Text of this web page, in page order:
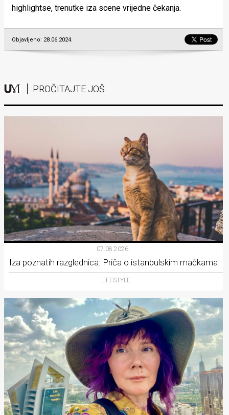
highlightse, trenutke iza scene vrijedne čekanja.
Objavljeno: 28.06.2024.
PROČITAJTE JOŠ
07.08.2026.
Iza poznatih razglednica: Priča o istanbulskim mačkama
LIFESTYLE